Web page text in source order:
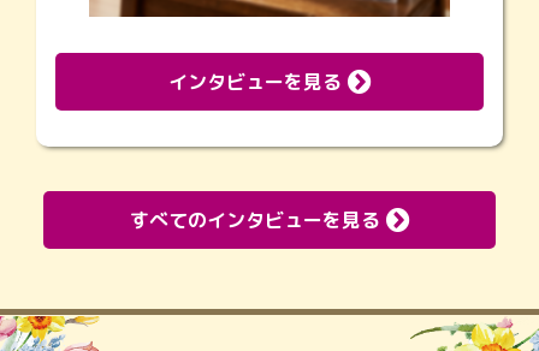
インタビューを見る
すべてのインタビューを見る